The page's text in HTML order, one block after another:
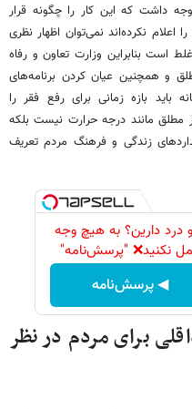
داشت که این کار را چگونه قرار
اعلام نکرده‌اند نمی‌توان اظهار نظری
است بنابراین وزارت تعاون و رفاه
و همچنین عیان کردن برنامه‌های
باید بازه زمانی برای رفع فقر را
مطلق مانند درجه حرارت نیست بلکه
زندگی و فرهنگ مردم تعریف
درد دارین؟ به هیچ وجه
نکنید❌ "پرسش‌نامه"
◀ پرسش‌نامه
برای مردم در نظر